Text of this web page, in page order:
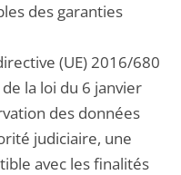
des garanties
(UE) 2016/680
la loi du 6 janvier
des données
judiciaire, une
avec les finalités